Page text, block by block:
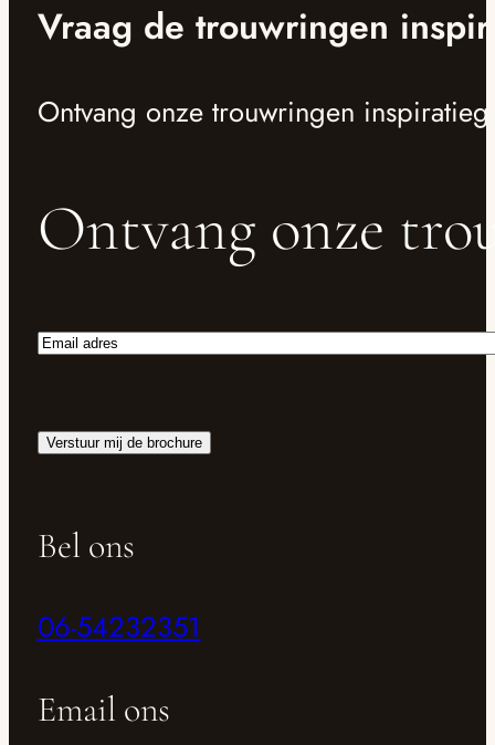
Vraag de trouwringen
Ontvang onze trouwringen
Ontvang onze
Email
Verstuur mij de brochure
Bel ons
06-54232351
Email ons